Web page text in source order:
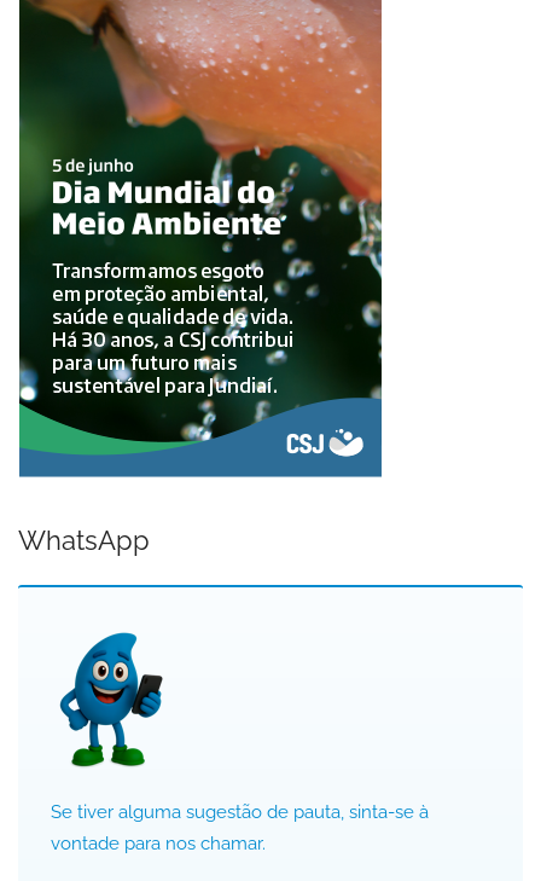
WhatsApp
Se tiver alguma sugestão de pauta, sinta-se à
vontade para nos chamar.